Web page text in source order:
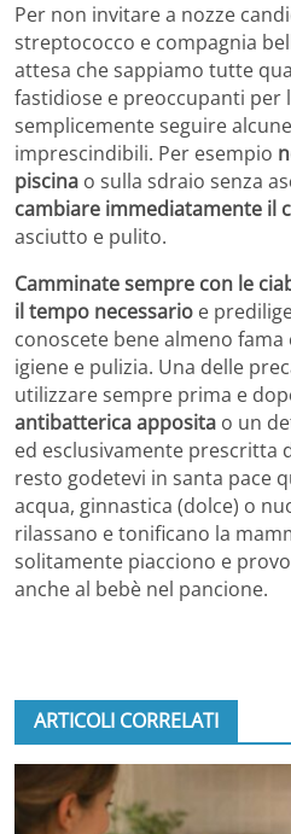
Per non invitare a nozze
streptococco e compagnia
attesa che sappiamo tutte
fastidiose e preoccupanti per
semplicemente seguire
imprescindibili. Per esempio
piscina o sulla sdraio senza
cambiare immediatamente il
asciutto e pulito.
Camminate sempre con le
il tempo necessario e
conoscete bene almeno
igiene e pulizia. Una delle
utilizzare sempre prima e
antibatterica apposita o un
ed esclusivamente prescritta
resto godetevi in santa pace
acqua, ginnastica (dolce) o
rilassano e tonificano la
solitamente piacciono e
anche al bebè nel pancione.
ARTICOLI CORRELATI